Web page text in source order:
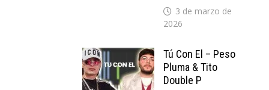
3 de marzo de
2026
Tú Con El – Peso
Pluma & Tito
Double P